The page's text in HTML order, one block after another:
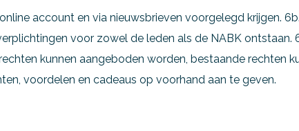
account en via nieuwsbrieven voorgelegd krijgen.
voor zowel de leden als de NABK ontstaan.
kunnen aangeboden worden, bestaande rechten
voordelen en cadeaus op voorhand aan te geven.